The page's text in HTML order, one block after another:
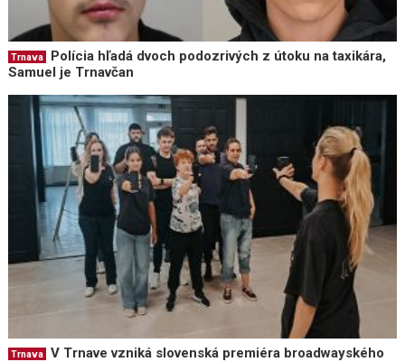
Trnava
Polícia hľadá dvoch podozrivých z útoku na taxikára,
Samuel je Trnavčan
Trnava
V Trnave vzniká slovenská premiéra broadwayského